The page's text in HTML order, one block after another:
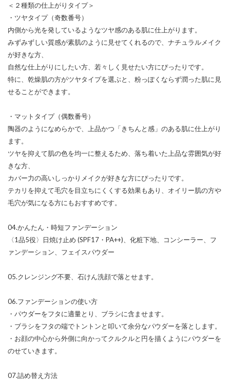
＜２種類の仕上がりタイプ＞
・ツヤタイプ（奇数番号）
内側から光を発しているようなツヤ感のある肌に仕上がります。
みずみずしい質感が素肌のように見せてくれるので、ナチュラルメイク
が好きな方、
自然な仕上がりにしたい方、若々しく見せたい方にぴったりです。
特に、乾燥肌の方がツヤタイプを選ぶと、粉っぽくならず潤った肌に見
せることができます。
・マットタイプ（偶数番号）
陶器のようになめらかで、上品かつ「きちんと感」のある肌に仕上がり
ます。
ツヤを抑えて肌の色を均一に整えるため、落ち着いた上品な雰囲気が好
きな方、
カバー力の高いしっかりメイクが好きな方にぴったりです。
テカリを抑えて毛穴を目立ちにくくする効果もあり、オイリー肌の方や
毛穴が気になる方にもおすすめです。
04.かんたん・時短ファンデーション
〈1品5役〉日焼け止め (SPF17・PA++)、化粧下地、コンシーラー、フ
ァンデーション、フェイスパウダー
05.クレンジング不要、石けん洗顔で落とせます。
06.ファンデーションの使い方
・パウダーをフタに適量とり、ブラシに含ませます。
・ブラシをフタの端でトントンと叩いて余分なパウダーを落とします。
・お顔の中心から外側に向かってクルクルと円を描くようにパウダーを
のせていきます。
07.詰め替え方法